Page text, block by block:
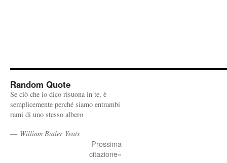
Random Quote
Se ciò che io dico risuona in te, è
semplicemente perché siamo entrambi
rami di uno stesso albero
— William Butler Yeats
Prossima
citazione»